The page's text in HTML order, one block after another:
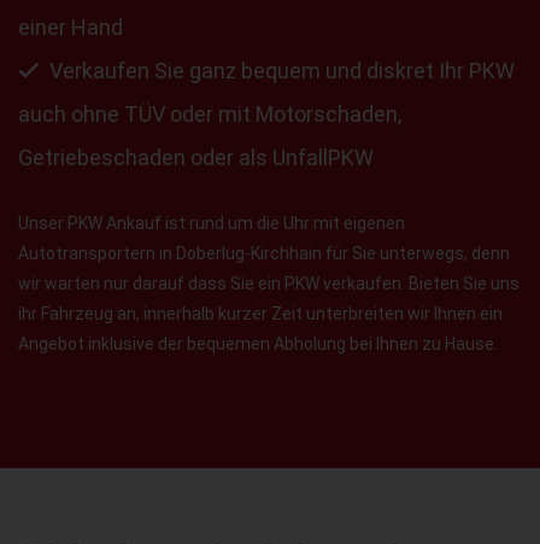
einer Hand
Verkaufen Sie ganz bequem und diskret Ihr PKW
auch ohne TÜV oder mit Motorschaden,
Getriebeschaden oder als UnfallPKW
Unser PKW Ankauf ist rund um die Uhr mit eigenen
Autotransportern in Doberlug-Kirchhain für Sie unterwegs, denn
wir warten nur darauf dass Sie ein PKW verkaufen. Bieten Sie uns
ihr Fahrzeug an, innerhalb kurzer Zeit unterbreiten wir Ihnen ein
Angebot inklusive der bequemen Abholung bei Ihnen zu Hause.